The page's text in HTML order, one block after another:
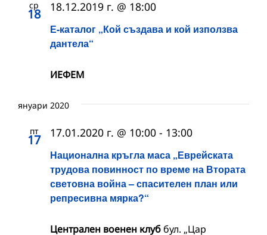
ср
18
Е-каталог „Кой създава и кой използва
дантела“
18.12.2019 г. @ 18:00
ИЕФЕМ
януари 2020
пт
17
Национална кръгла маса „Еврейската
трудова повинност по време на Втората
световна война – спасителен план или
репресивна мярка?“
17.01.2020 г. @ 10:00 - 13:00
Централен военен клуббул. „Цар